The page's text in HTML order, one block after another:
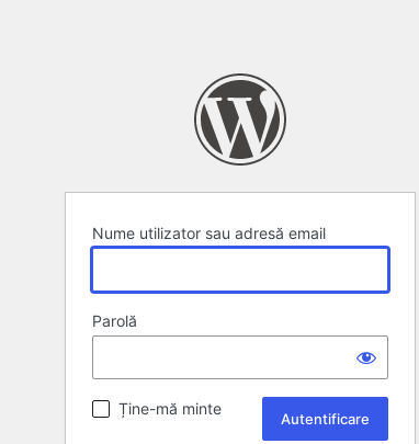
Nume utilizator sau adresă email
Parolă
Ține-mă minte